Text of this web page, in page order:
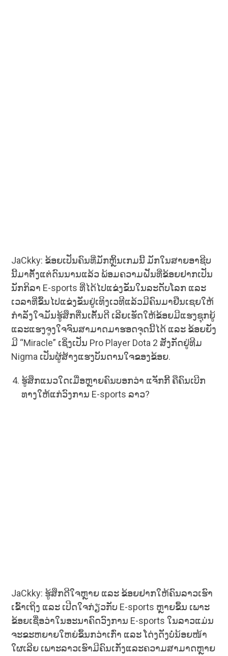
JaCkky: ຂ້ອຍເປັນຄົນທີ່ມັກຫຼິ້ນເກມນີ້ ມັກໃນສາຍອາຊີບ
ນີ້ມາຕັ້ງແຕ່ດົນນານແລ້ວ ພ້ອມຄວາມຝັນທີ່ຂ້ອຍຢາກເປັນ
ນັກກິລາ E-sports ທີ່ໄດ້ໄປແຂ່ງຂັນໃນລະດັບໂລກ ແລະ
ເວລາທີ່ຂຶ້ນໄປແຂ່ງຂັນຢູ່ເທິງເວທີແລ້ວມີຄົນມາຢືນເຊຍໃຫ້
ກໍາລັງໃຈມັນຮູ້ສຶກຕື່ນເຕັ້ນດີ ເລີຍເຮັດໃຫ້ຂ້ອຍມີແຮງຊຸກຍູ້
ແລະແຮງຈູງໃຈຈົນສາມາດມາຮອດຈຸດນີ້ໄດ້ ແລະ ຂ້ອຍຍັງ
ມີ “Miracle” ເຊິ່ງເປັນ Pro Player Dota 2 ສັງກັດຢູ່ທີມ
Nigma ເປັນຜູ້ສ້າງແຮງບັນດານໃຈຂອງຂ້ອຍ.
ຮູ້ສຶກແນວໃດເມື່ອຫຼາຍຄົນບອກວ່າ ແຈັກກີ້ ຄືຄົນເບີກ
ທາງໃຫ້ແກ່ວົງການ E-sports ລາວ?
JaCkky: ຮູ້ສຶກດີໃຈຫຼາຍ ແລະ ຂ້ອຍຢາກໃຫ້ຄົນລາວເຮົາ
ເຂົ້າເຖິງ ແລະ ເປີດໃຈກ່ຽວກັບ E-sports ຫຼາຍຂຶ້ນ ເພາະ
ຂ້ອຍເຊື່ອວ່າໃນອະນາຄົດວົງການ E-sports ໃນລາວແມ່ນ
ຈະຂະຫຍາຍໃຫຍ່ຂຶ້ນກວ່າເກົ່າ ແລະ ໂດ່ງດັງບໍ່ນ້ອຍໜ້າ
ໃຜເລີຍ ເພາະລາວເຮົາມີຄົນເກັ່ງແລະຄວາມສາມາດຫຼາຍ